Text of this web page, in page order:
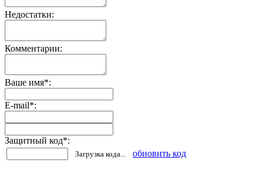
Недостатки:
Комментарии:
Ваше имя*:
E-mail*:
Защитный код*:
Загрузка кода... обновить код